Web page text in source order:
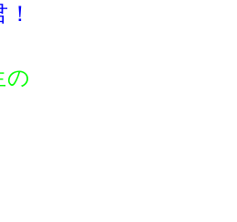
の